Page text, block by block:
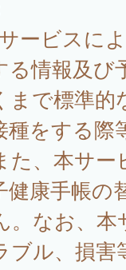
ービスに
る情報及び
まで標準的
種をする際
た、本サ
健康手帳の
。なお、
ブル、損